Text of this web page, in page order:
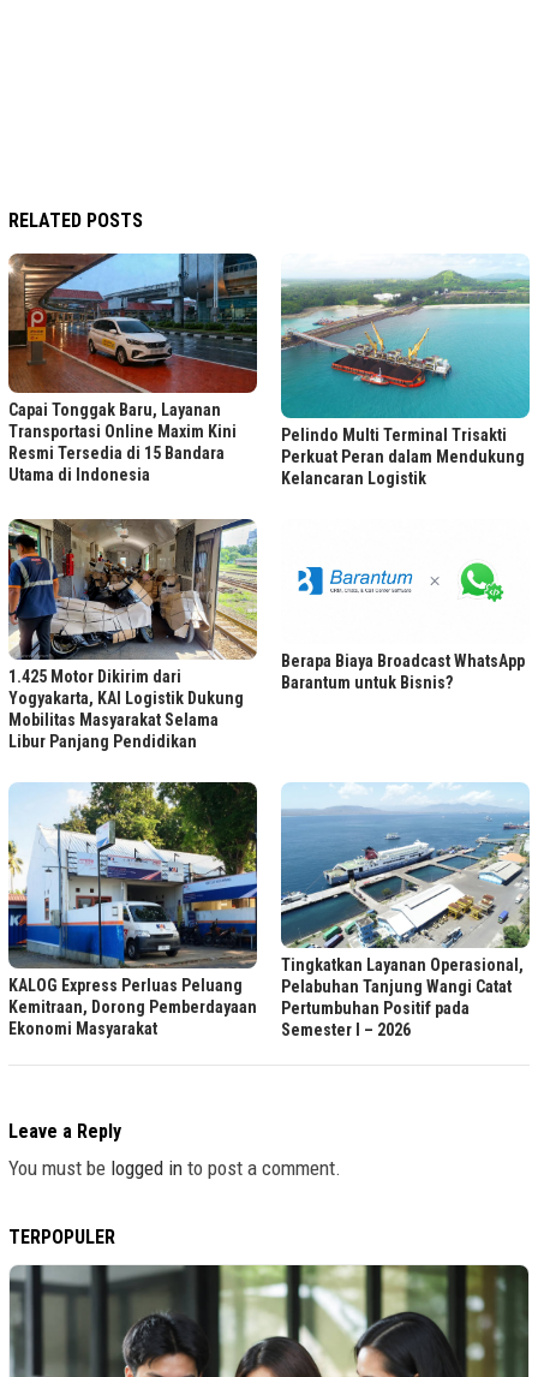
RELATED POSTS
Capai Tonggak Baru, Layanan
Transportasi Online Maxim Kini
Resmi Tersedia di 15 Bandara
Utama di Indonesia
Pelindo Multi Terminal Trisakti
Perkuat Peran dalam Mendukung
Kelancaran Logistik
1.425 Motor Dikirim dari
Yogyakarta, KAI Logistik Dukung
Mobilitas Masyarakat Selama
Libur Panjang Pendidikan
Berapa Biaya Broadcast WhatsApp
Barantum untuk Bisnis?
KALOG Express Perluas Peluang
Kemitraan, Dorong Pemberdayaan
Ekonomi Masyarakat
Tingkatkan Layanan Operasional,
Pelabuhan Tanjung Wangi Catat
Pertumbuhan Positif pada
Semester I – 2026
Leave a Reply
You must be logged in to post a comment.
TERPOPULER